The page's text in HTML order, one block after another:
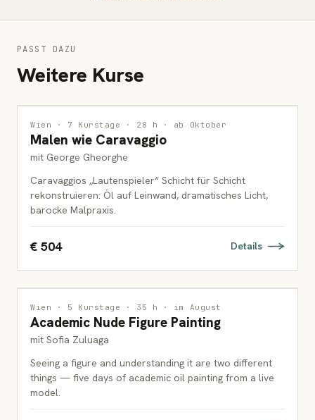
PASST DAZU
Weitere Kurse
MALEREI
ERWACHSENE
Wien · 7 Kurstage · 28 h · ab Oktober
Malen wie Caravaggio
mit George Gheorghe
Caravaggios „Lautenspieler“ Schicht für Schicht
rekonstruieren: Öl auf Leinwand, dramatisches Licht,
barocke Malpraxis.
€ 504 Details
MALEREI
ERWACHSENE
Wien · 5 Kurstage · 35 h · im August
Academic Nude Figure Painting
mit Sofia Zuluaga
Seeing a figure and understanding it are two different
things — five days of academic oil painting from a live
model.